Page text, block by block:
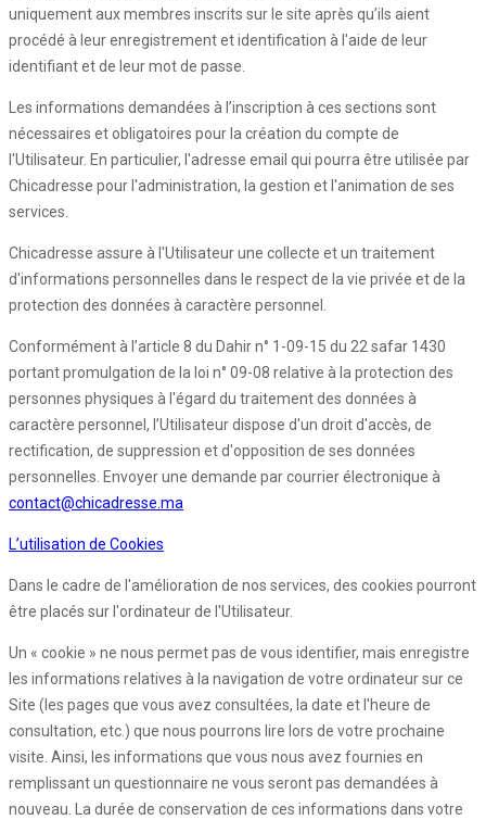
uniquement aux membres inscrits sur le site après qu’ils aient
procédé à leur enregistrement et identification à l'aide de leur
identifiant et de leur mot de passe.
Les informations demandées à l’inscription à ces sections sont
nécessaires et obligatoires pour la création du compte de
l'Utilisateur. En particulier, l'adresse email qui pourra être utilisée par
Chicadresse pour l'administration, la gestion et l'animation de ses
services.
Chicadresse assure à l'Utilisateur une collecte et un traitement
d'informations personnelles dans le respect de la vie privée et de la
protection des données à caractère personnel.
Conformément à l’article 8 du Dahir n° 1-09-15 du 22 safar 1430
portant promulgation de la loi n° 09-08 relative à la protection des
personnes physiques à l'égard du traitement des données à
caractère personnel, l’Utilisateur dispose d'un droit d'accès, de
rectification, de suppression et d'opposition de ses données
personnelles. Envoyer une demande par courrier électronique à
contact@chicadresse.ma
L’utilisation de Cookies
Dans le cadre de l'amélioration de nos services, des cookies pourront
être placés sur l'ordinateur de l'Utilisateur.
Un « cookie » ne nous permet pas de vous identifier, mais enregistre
les informations relatives à la navigation de votre ordinateur sur ce
Site (les pages que vous avez consultées, la date et l'heure de
consultation, etc.) que nous pourrons lire lors de votre prochaine
visite. Ainsi, les informations que vous nous avez fournies en
remplissant un questionnaire ne vous seront pas demandées à
nouveau. La durée de conservation de ces informations dans votre